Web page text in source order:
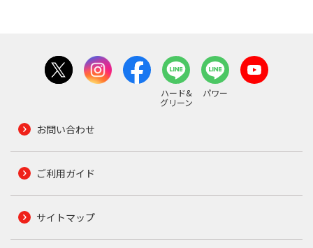
ハード&
グリーン
パワー
お問い合わせ
ご利用ガイド
サイトマップ